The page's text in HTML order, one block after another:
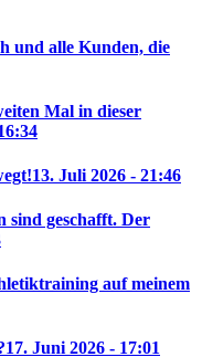
und alle Kunden, die
Mal in dieser
13. Juli 2026 - 21:46
sind geschafft. Der
auf meinem
17. Juni 2026 - 17:01